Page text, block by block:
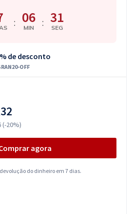
: 06
MIN : 31
SEG
de desconto
OFF
(-20%)
agora
do dinheiro em 7 dias.